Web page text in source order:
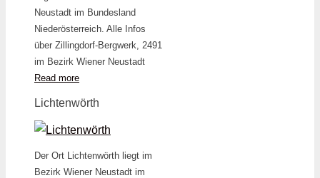
Neustadt im Bundesland
Niederösterreich. Alle Infos
über Zillingdorf-Bergwerk, 2491
im Bezirk Wiener Neustadt
Read more
Lichtenwörth
Der Ort Lichtenwörth liegt im
Bezirk Wiener Neustadt im